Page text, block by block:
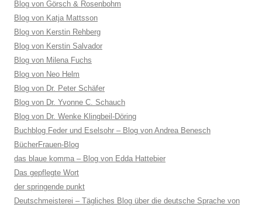
Blog von Görsch & Rosenbohm
Blog von Katja Mattsson
Blog von Kerstin Rehberg
Blog von Kerstin Salvador
Blog von Milena Fuchs
Blog von Neo Helm
Blog von Dr. Peter Schäfer
Blog von Dr. Yvonne C. Schauch
Blog von Dr. Wenke Klingbeil-Döring
Buchblog Feder und Eselsohr – Blog von Andrea Benesch
BücherFrauen-Blog
das blaue komma – Blog von Edda Hattebier
Das gepflegte Wort
der springende punkt
Deutschmeisterei – Tägliches Blog über die deutsche Sprache von